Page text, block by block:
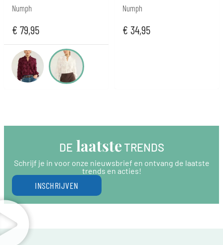
Numph
€ 79,95
Numph
€ 34,95
DE laatste TRENDS
Schrijf je in voor onze nieuwsbrief en ontvang de laatste
trends en acties!
INSCHRIJVEN